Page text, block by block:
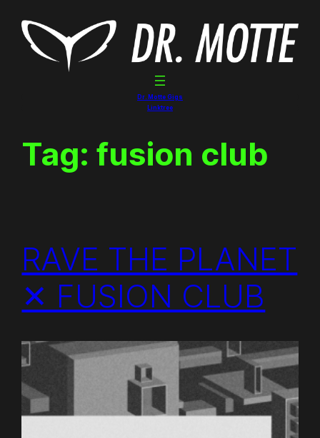
content
Dr. Motte Gigs
Linktree
Tag:fusion club
RAVE THE PLANET
✕ FUSION CLUB